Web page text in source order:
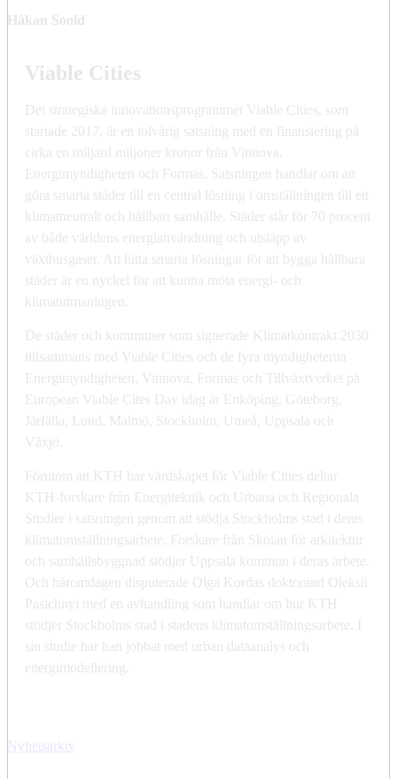
Håkan Soold
Viable Cities
Det strategiska innovationsprogrammet Viable Cities, som
startade 2017, är en tolvårig satsning med en finansiering på
cirka en miljard miljoner kronor från Vinnova,
Energimyndigheten och Formas. Satsningen handlar om att
göra smarta städer till en central lösning i omställningen till ett
klimatneutralt och hållbart samhälle. Städer står för 70 procent
av både världens energianvändning och utsläpp av
växthusgaser. Att hitta smarta lösningar för att bygga hållbara
städer är en nyckel för att kunna möta energi- och
klimatutmaningen.
De städer och kommuner som signerade Klimatkontrakt 2030
tillsammans med Viable Cities och de fyra myndigheterna
Energimyndigheten, Vinnova, Formas och Tillväxtverket på
European Viable Cites Day idag är Enköping, Göteborg,
Järfälla, Lund, Malmö, Stockholm, Umeå, Uppsala och
Växjö.
Förutom att KTH har värdskapet för Viable Cities deltar
KTH-forskare från Energiteknik och Urbana och Regionala
Studier i satsningen genom att stödja Stockholms stad i deras
klimatomställningsarbete. Forskare från Skolan för arkitektur
och samhällsbyggnad stödjer Uppsala kommun i deras arbete.
Och häromdagen disputerade Olga Kordas doktorand Oleksii
Pasichnyi med en avhandling som handlar om hur KTH
stödjer Stockholms stad i stadens klimatomställningsarbete. I
sin studie har han jobbat med urban dataanalys och
energimodellering.
Nyhetsarkiv